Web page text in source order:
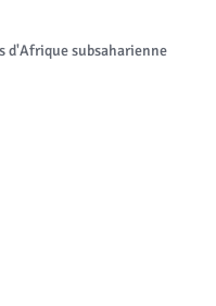
d'Afrique subsaharienne